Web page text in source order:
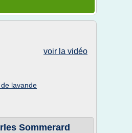
voir la vidéo
lavande
Sommerard